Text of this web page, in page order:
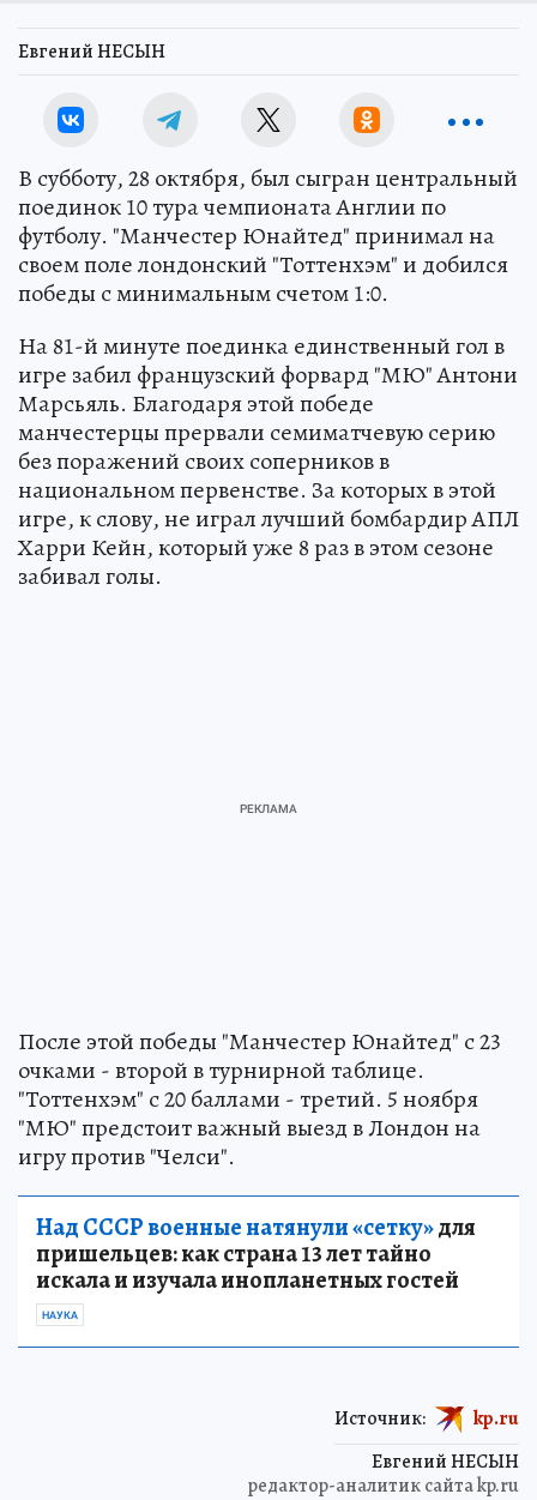
Евгений НЕСЫН
В субботу, 28 октября, был сыгран центральный
поединок 10 тура чемпионата Англии по
футболу. "Манчестер Юнайтед" принимал на
своем поле лондонский "Тоттенхэм" и добился
победы с минимальным счетом 1:0.
На 81-й минуте поединка единственный гол в
игре забил французский форвард "МЮ" Антони
Марсьяль. Благодаря этой победе
манчестерцы прервали семиматчевую серию
без поражений своих соперников в
национальном первенстве. За которых в этой
игре, к слову, не играл лучший бомбардир АПЛ
Харри Кейн, который уже 8 раз в этом сезоне
забивал голы.
После этой победы "Манчестер Юнайтед" с 23
очками - второй в турнирной таблице.
"Тоттенхэм" с 20 баллами - третий. 5 ноября
"МЮ" предстоит важный выезд в Лондон на
игру против "Челси".
Над СССР военные натянули «сетку»для
пришельцев: как страна 13 лет тайно
искала и изучала инопланетных гостей
НАУКА
Евгений НЕСЫН
редактор-аналитик сайта kp.ru
Источник: kp.ru